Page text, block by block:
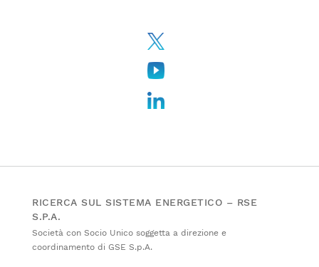
RICERCA SUL SISTEMA ENERGETICO – RSE
S.P.A.
Società con Socio Unico soggetta a direzione e
coordinamento di GSE S.p.A.